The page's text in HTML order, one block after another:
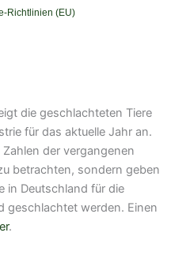
Richtlinien (EU)
die geschlachteten Tiere
für das aktuelle Jahr an.
der vergangenen
betrachten, sondern geben
in Deutschland für die
geschlachtet werden. Einen
.